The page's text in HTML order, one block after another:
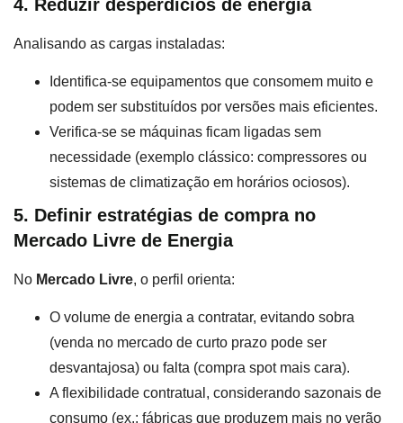
4. Reduzir desperdícios de energia
Analisando as cargas instaladas:
Identifica-se equipamentos que consomem muito e
podem ser substituídos por versões mais eficientes.
Verifica-se se máquinas ficam ligadas sem
necessidade (exemplo clássico: compressores ou
sistemas de climatização em horários ociosos).
5. Definir estratégias de compra no
Mercado Livre de Energia
No Mercado Livre, o perfil orienta:
O volume de energia a contratar, evitando sobra
(venda no mercado de curto prazo pode ser
desvantajosa) ou falta (compra spot mais cara).
A flexibilidade contratual, considerando sazonais de
consumo (ex.: fábricas que produzem mais no verão